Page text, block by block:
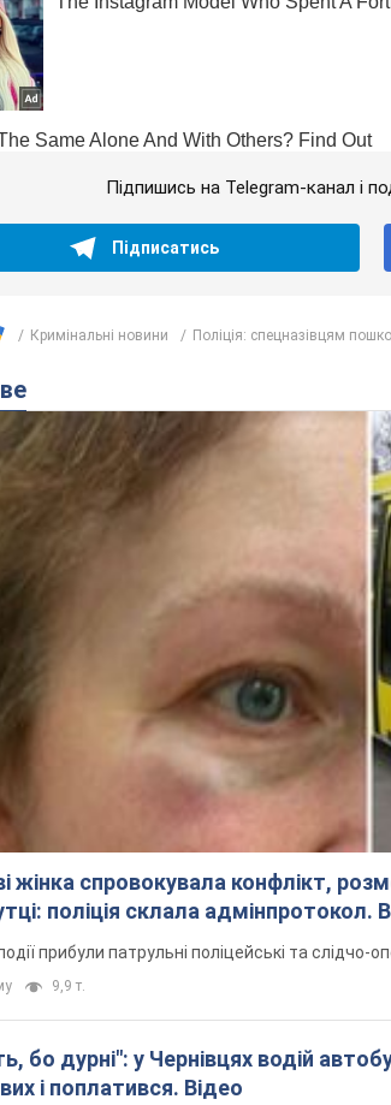
Підпишись на Telegram-канал і
Підписатись
Кримінальні новини Поліція: спецназівцям
жінка спровокувала конфлікт,
поліція склала адмінпротокол.
прибули патрульні поліцейські та слідчо-
9,9 т.
бо дурні": у Чернівцях водій
і поплатився. Відео